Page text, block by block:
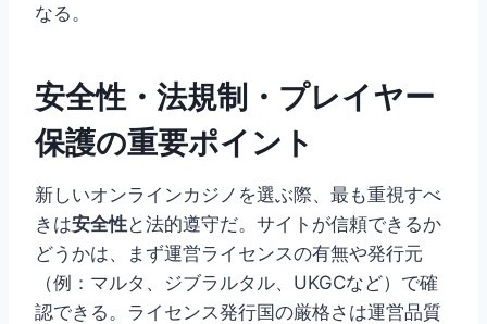
なる。
安全性・法規制・プレイヤー
保護の重要ポイント
新しいオンラインカジノを選ぶ際、最も重視すべ
きは安全性と法的遵守だ。サイトが信頼できるか
どうかは、まず運営ライセンスの有無や発行元
（例：マルタ、ジブラルタル、UKGCなど）で確
認できる。ライセンス発行国の厳格さは運営品質